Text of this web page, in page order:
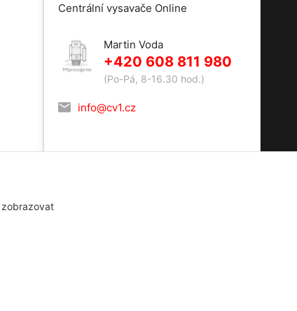
Centrální vysavače Online
Martin Voda
+420 608 811 980
(Po-Pá, 8-16.30 hod.)
info@cv1.cz